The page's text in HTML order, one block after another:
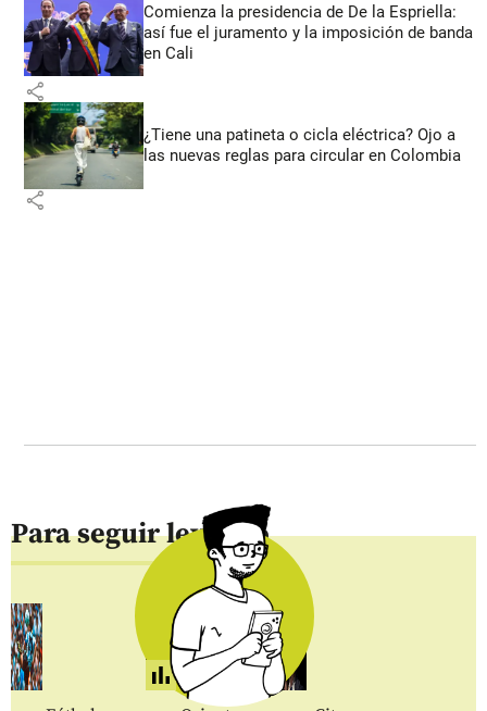
Comienza la presidencia de De la Espriella:
así fue el juramento y la imposición de banda
en Cali
share
¿Tiene una patineta o cicla eléctrica? Ojo a
las nuevas reglas para circular en Colombia
share
Para seguir leyendo